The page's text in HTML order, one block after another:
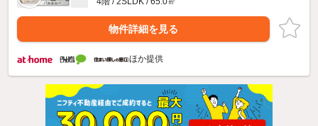
物件詳細を見る
ほか提供